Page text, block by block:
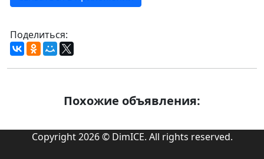
Поделиться:
Похожие объявления:
Copyright 2026 © DimICE. All rights reserved.